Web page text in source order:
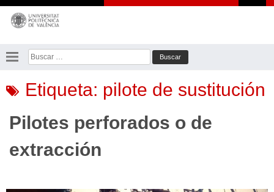
Saltar
contenido
Buscar:
Etiqueta: pilote de sustitución
Pilotes perforados o de
extracción